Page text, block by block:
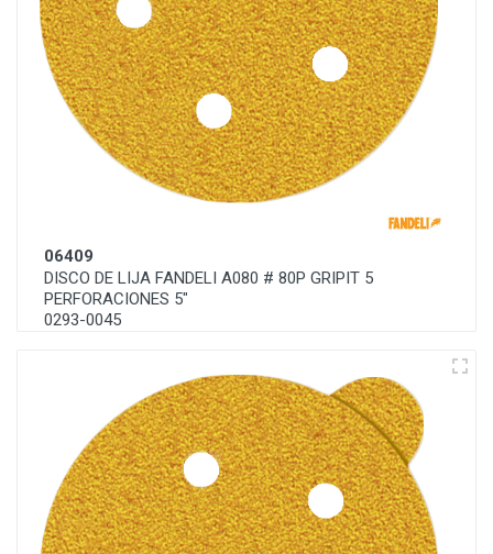
06409
DISCO DE LIJA FANDELI A080 # 80P GRIPIT 5
PERFORACIONES 5"
0293-0045